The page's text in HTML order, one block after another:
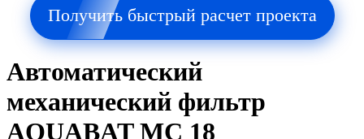
Получить быстрый расчет проекта
Автоматический
механический фильтр
AQUABAT MC 18